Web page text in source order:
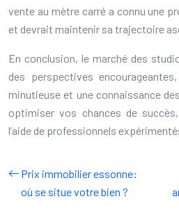
vente au mètre carré a connu une
et devrait maintenir sa trajectoire
En conclusion, le marché des
des perspectives
minutieuse et une connaissance
optimiser vos chances de
l’aide de professionnels
Prix immobilier essonne:
où se situe votre bien ?